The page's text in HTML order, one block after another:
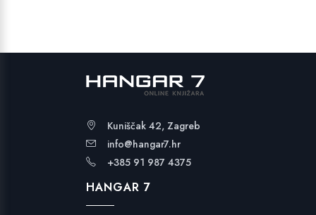
Kuniščak 42, Zagreb
info@hangar7.hr
+385 91 987 4375
HANGAR 7